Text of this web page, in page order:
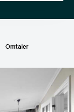
Omtaler